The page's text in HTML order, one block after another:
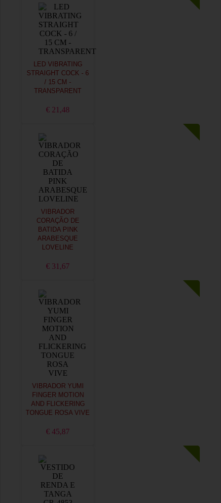
LED VIBRATING
STRAIGHT COCK - 6
/ 15 CM -
TRANSPARENT
€ 21,48
VIBRADOR
CORAÇÃO DE
BATIDA PINK
ARABESQUE
LOVELINE
€ 31,67
VIBRADOR YUMI
FINGER MOTION
AND FLICKERING
TONGUE ROSA VIVE
€ 45,87